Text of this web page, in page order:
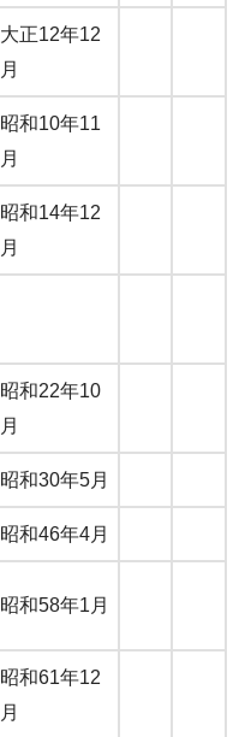
大正12年12
月
昭和10年11
月
昭和14年12
月
昭和22年10
月
昭和30年5月
昭和46年4月
昭和58年1月
昭和61年12
月